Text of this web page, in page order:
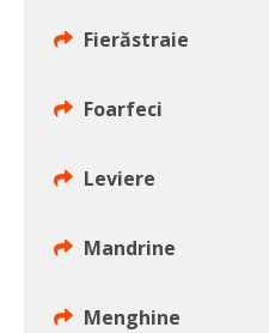
Fierăstraie
Foarfeci
Leviere
Mandrine
Menghine